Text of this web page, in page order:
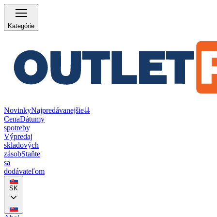
Kategórie
NovinkyNajpredávanejšie⇊
CenaDátumy
spotreby
Výpredaj
skladových
zásobStaňte
sa
dodávateľom
SK